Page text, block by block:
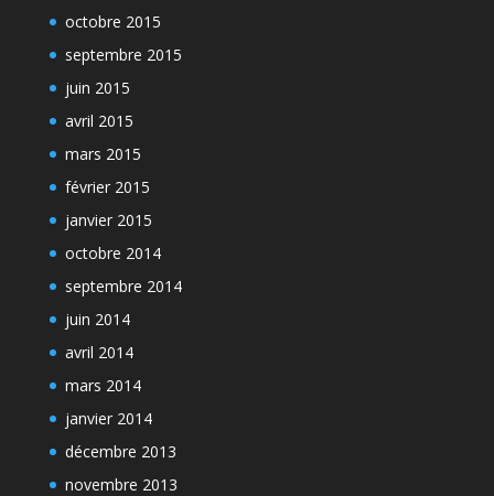
octobre 2015
septembre 2015
juin 2015
avril 2015
mars 2015
février 2015
janvier 2015
octobre 2014
septembre 2014
juin 2014
avril 2014
mars 2014
janvier 2014
décembre 2013
novembre 2013